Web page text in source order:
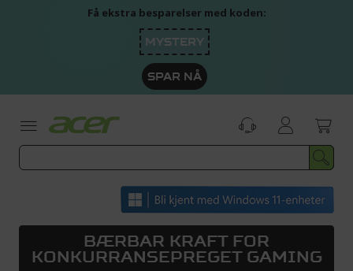
Få ekstra besparelser med koden:
MYSTERY
SPAR NÅ
BÆRBAR KRAFT FOR
KONKURRANSEPREGET GAMING